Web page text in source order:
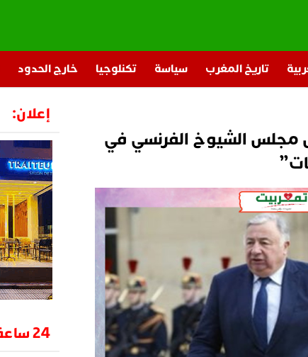
تاريخ المغرب سياسة تكنلوجيا خارج الحدود
الشيوخ الفرنسي في
إعلان:
24 ساعة